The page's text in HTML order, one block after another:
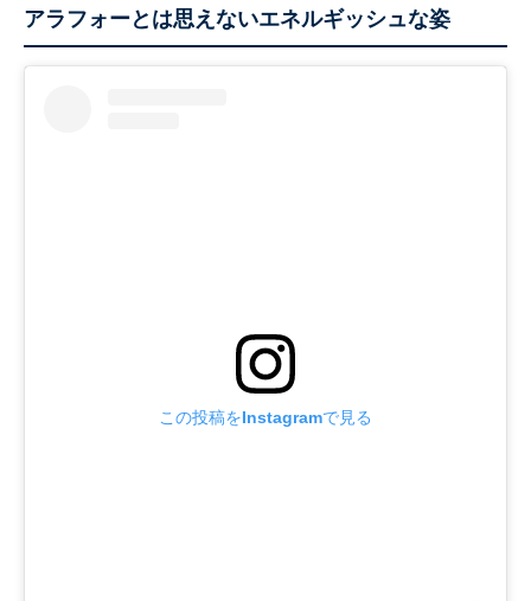
アラフォーとは思えないエネルギッシュな姿
この投稿をInstagramで見る